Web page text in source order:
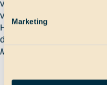
Marketing
vieruurtje was weer
vanwege de jarige.
Het was een drukke dag
dingen gedaan en gezien!
Matz